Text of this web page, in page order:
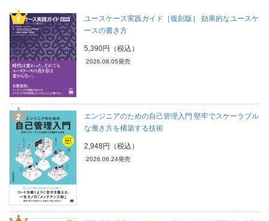
ユースケース実践ガイド［復刻版］ 効果的なユースケ
ースの書き方
5,390円（税込）
2026.08.05発売
エンジニアのための自己管理入門 堅牢でスケーラブル
な働き方を構築する技術
2,948円（税込）
2026.06.24発売